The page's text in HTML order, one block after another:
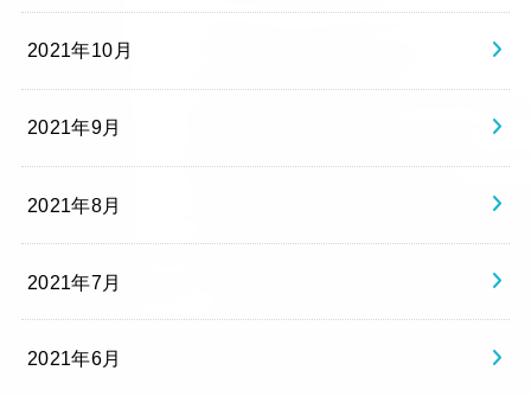
2021年10月
2021年9月
2021年8月
2021年7月
2021年6月